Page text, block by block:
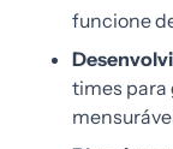
funcione
times para